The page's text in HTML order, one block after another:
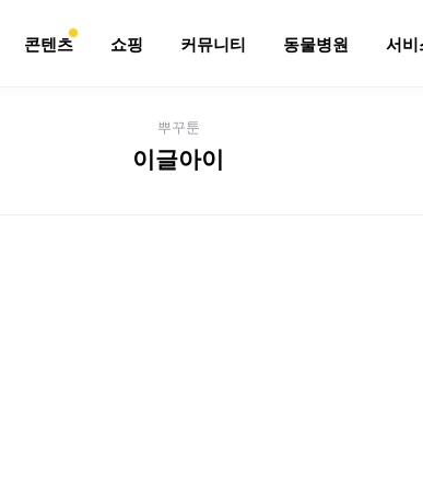
콘텐츠 쇼핑 커뮤니티 동물병원 서비
뿌꾸툰
이글아이